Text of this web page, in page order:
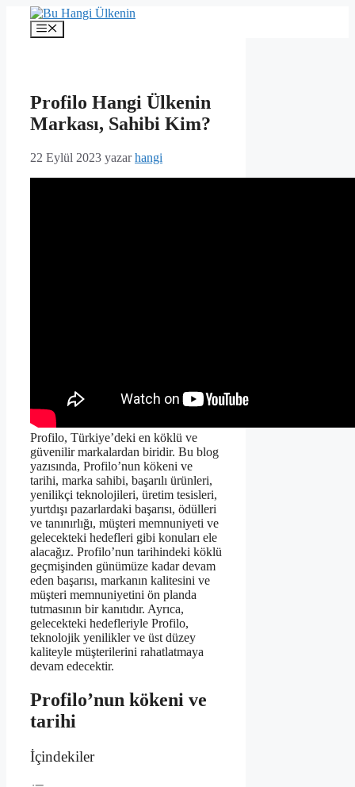
İçeriğe
Menü
Profilo Hangi Ülkenin
Markası, Sahibi Kim?
22 Eylül 2023 yazarhangi
Profilo, Türkiye’deki en köklü ve
güvenilir markalardan biridir. Bu blog
yazısında, Profilo’nun kökeni ve
tarihi, marka sahibi, başarılı ürünleri,
yenilikçi teknolojileri, üretim tesisleri,
yurtdışı pazarlardaki başarısı, ödülleri
ve tanınırlığı, müşteri memnuniyeti ve
gelecekteki hedefleri gibi konuları ele
alacağız. Profilo’nun tarihindeki köklü
geçmişinden günümüze kadar devam
eden başarısı, markanın kalitesini ve
müşteri memnuniyetini ön planda
tutmasının bir kanıtıdır. Ayrıca,
gelecekteki hedefleriyle Profilo,
teknolojik yenilikler ve üst düzey
kaliteyle müşterilerini rahatlatmaya
devam edecektir.
Profilo’nun kökeni ve
tarihi
İçindekiler